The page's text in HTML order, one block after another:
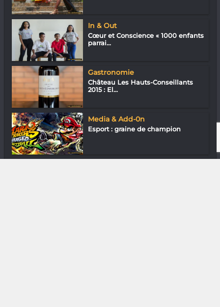
In & Out
Cœur et Conscience « 1000 enfants
parrai...
Gastronomie
Château Les Hauts-Conseillants
2015 : El...
Media & Add-0n
Esport : graine de champion